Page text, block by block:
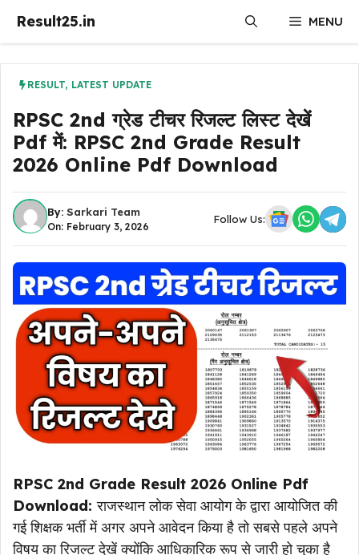
Result25.in MENU
RESULT, LATEST UPDATE
RPSC 2nd ग्रेड टीचर रिजल्ट लिस्ट देखें
Pdf में: RPSC 2nd Grade Result
2026 Online Pdf Download
By: Sarkari Team
On: February 3, 2026
Follow Us:
RPSC 2nd Grade Result 2026 Online Pdf
Download:राजस्थान लोक सेवा आयोग के द्वारा आयोजित की
गई शिक्षक भर्ती में अगर अपने आवेदन किया है तो सबसे पहले अपने
विषय का रिजल्ट देखें क्योंकि आधिकारिक रूप से जारी हो चुका है